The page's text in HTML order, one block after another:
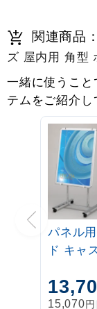
関連商品：
ズ 屋内用 角型
一緒に使うこ
テムをご紹介し
パネル
ド キャ
B2/A1/
15,070円